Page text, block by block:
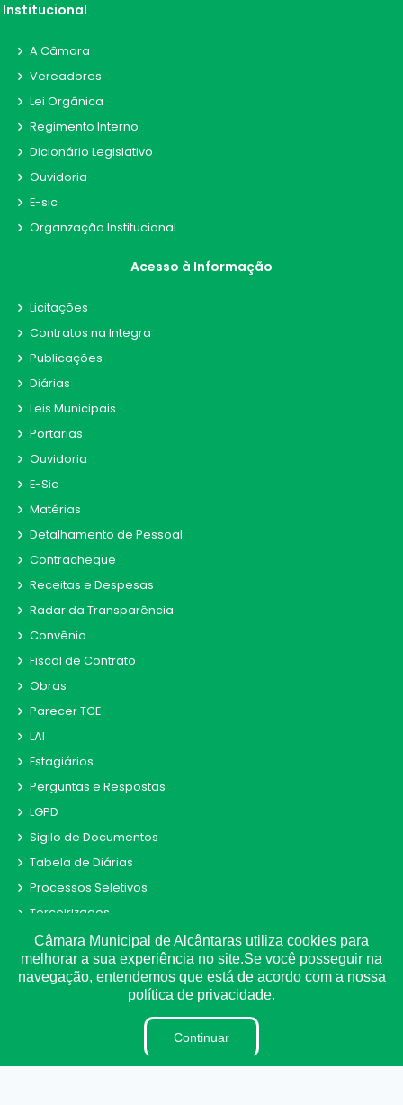
Institucional
A Câmara
Vereadores
Lei Orgânica
Regimento Interno
Dicionário Legislativo
Ouvidoria
E-sic
Organzação Institucional
Acesso à Informação
Licitações
Contratos na Integra
Publicações
Diárias
Leis Municipais
Portarias
Ouvidoria
E-Sic
Matérias
Detalhamento de Pessoal
Contracheque
Receitas e Despesas
Radar da Transparência
Convênio
Fiscal de Contrato
Obras
Parecer TCE
LAI
Estagiários
Perguntas e Respostas
LGPD
Sigilo de Documentos
Tabela de Diárias
Processos Seletivos
Terceirizados
Plano Estratégico Institucional
Inidôneas
Relatório de Gestão Municipal
Pesquisa de Satisfação
Projetos de Leis e Atos Infralegais
Câmara Municipal de Alcântaras utiliza cookies para
melhorar a sua experiência no site.Se você posseguir na
navegação, entendemos que está de acordo com a nossa
política de privacidade.
Continuar